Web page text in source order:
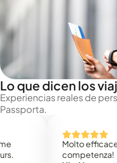
Lo que dicen los
Experiencias reales de
Passporta.
Molto efficace!
competenza!